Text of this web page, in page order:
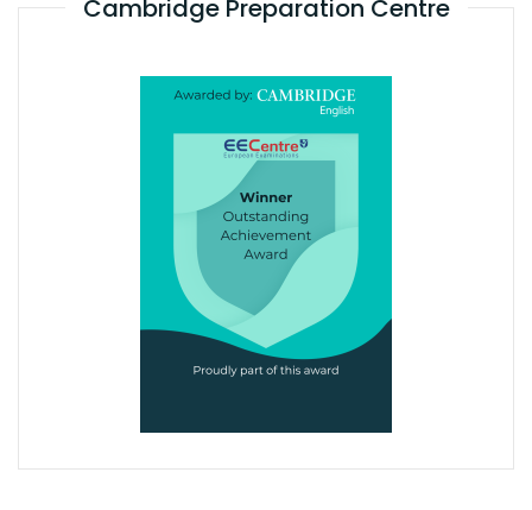
Cambridge Preparation Centre